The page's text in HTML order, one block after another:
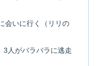
会いに行く（リリの
3人がバラバラに逃走